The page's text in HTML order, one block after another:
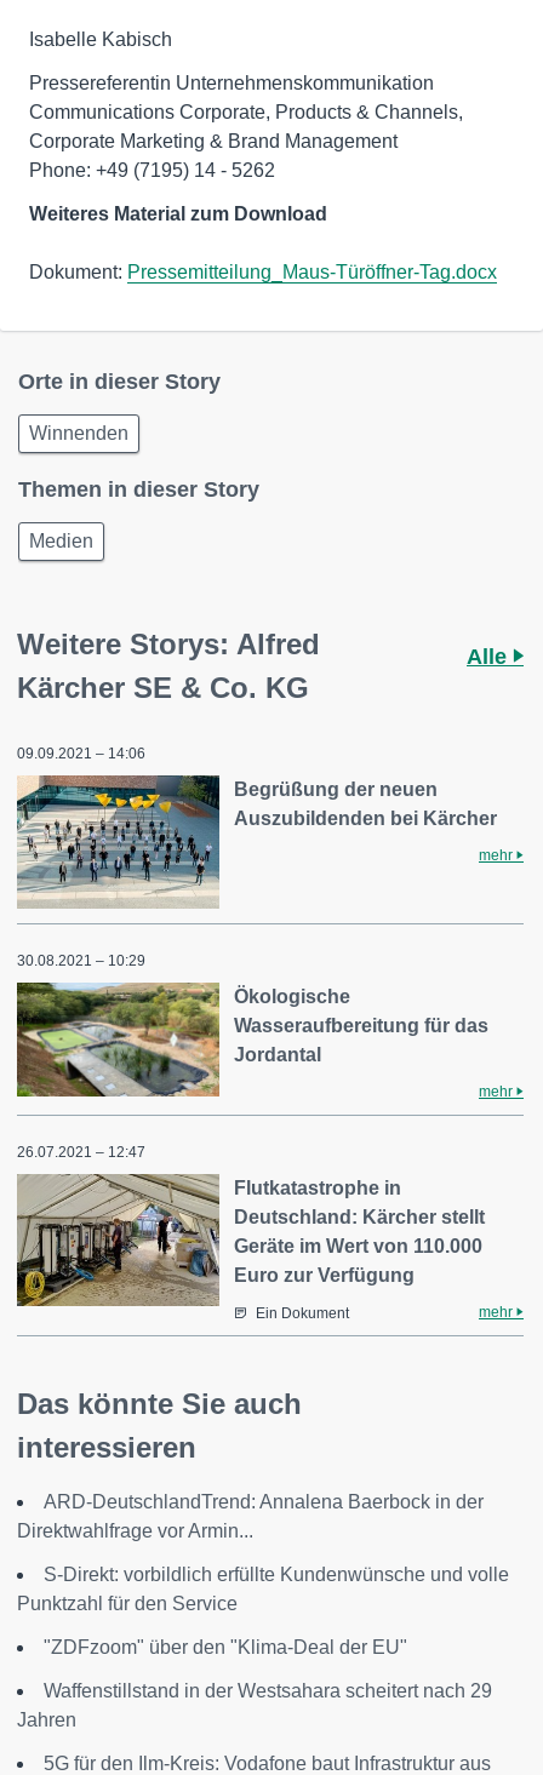
Isabelle Kabisch
Pressereferentin Unternehmenskommunikation
Communications Corporate, Products & Channels,
Corporate Marketing & Brand Management
Phone: +49 (7195) 14 - 5262
Weiteres Material zum Download
Dokument: Pressemitteilung_Maus-Türöffner-Tag.docx
Orte in dieser Story
Winnenden
Themen in dieser Story
Medien
Weitere Storys: Alfred
Kärcher SE & Co. KG
Alle
09.09.2021 – 14:06
Begrüßung der neuen
Auszubildenden bei Kärcher
mehr
30.08.2021 – 10:29
Ökologische
Wasseraufbereitung für das
Jordantal
mehr
26.07.2021 – 12:47
Flutkatastrophe in
Deutschland: Kärcher stellt
Geräte im Wert von 110.000
Euro zur Verfügung
Ein Dokument mehr
Das könnte Sie auch
interessieren
ARD-DeutschlandTrend: Annalena Baerbock in der
Direktwahlfrage vor Armin...
S-Direkt: vorbildlich erfüllte Kundenwünsche und volle
Punktzahl für den Service
"ZDFzoom" über den "Klima-Deal der EU"
Waffenstillstand in der Westsahara scheitert nach 29
Jahren
5G für den Ilm-Kreis: Vodafone baut Infrastruktur aus